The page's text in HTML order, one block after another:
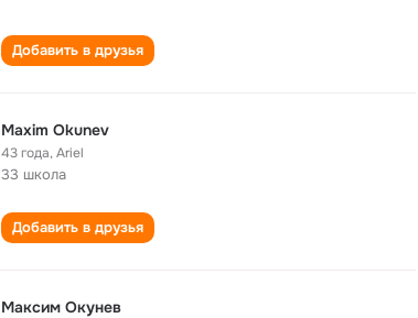
Добавить в друзья
Maxim Okunev
43 года,Ariel
33 школа
Добавить в друзья
Максим Окунев